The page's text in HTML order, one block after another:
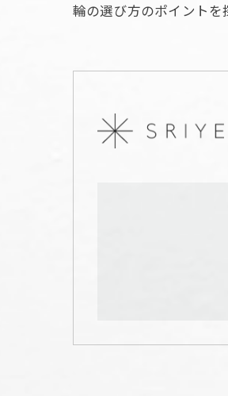
輪の選び方のポイントを